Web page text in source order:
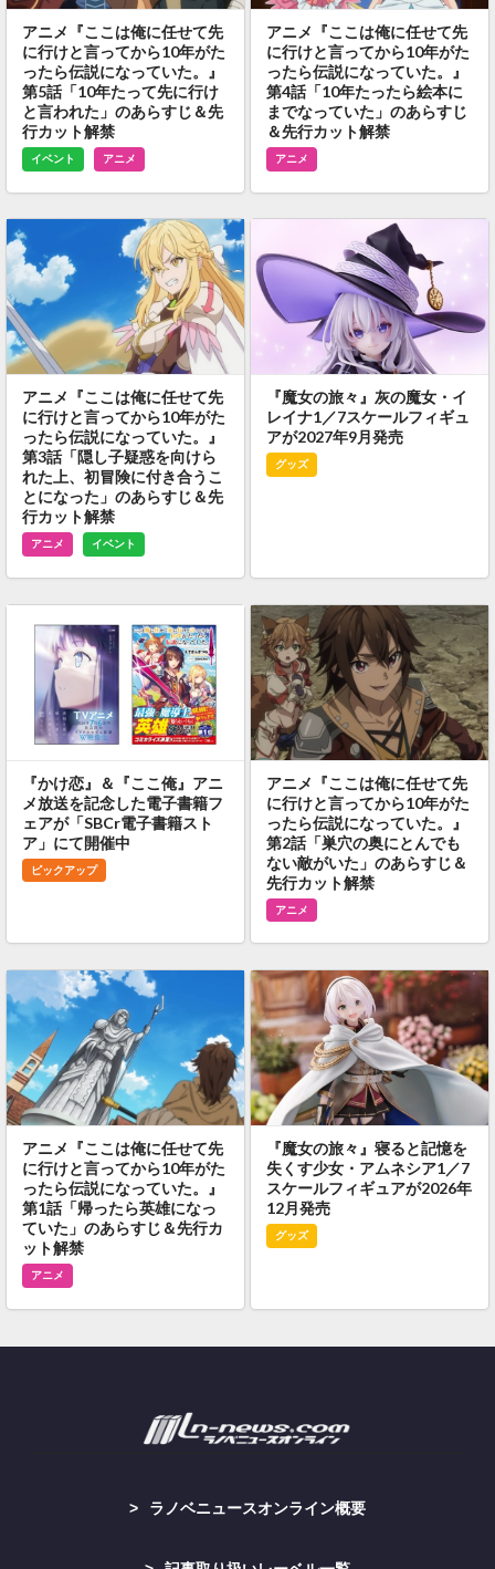
アニメ『ここは俺に任せて先
に行けと言ってから10年がた
ったら伝説になっていた。』
第5話「10年たって先に行け
と言われた」のあらすじ＆先
行カット解禁
イベント アニメ
アニメ『ここは俺に任せて先
に行けと言ってから10年がた
ったら伝説になっていた。』
第4話「10年たったら絵本に
までなっていた」のあらすじ
＆先行カット解禁
アニメ
アニメ『ここは俺に任せて先
に行けと言ってから10年がた
ったら伝説になっていた。』
第3話「隠し子疑惑を向けら
れた上、初冒険に付き合うこ
とになった」のあらすじ＆先
行カット解禁
アニメ イベント
『魔女の旅々』灰の魔女・イ
レイナ1／7スケールフィギュ
アが2027年9月発売
グッズ
『かけ恋』＆『ここ俺』アニ
メ放送を記念した電子書籍フ
ェアが「SBCr電子書籍スト
ア」にて開催中
ピックアップ
アニメ『ここは俺に任せて先
に行けと言ってから10年がた
ったら伝説になっていた。』
第2話「巣穴の奥にとんでも
ない敵がいた」のあらすじ＆
先行カット解禁
アニメ
アニメ『ここは俺に任せて先
に行けと言ってから10年がた
ったら伝説になっていた。』
第1話「帰ったら英雄になっ
ていた」のあらすじ＆先行カ
ット解禁
アニメ
『魔女の旅々』寝ると記憶を
失くす少女・アムネシア1／7
スケールフィギュアが2026年
12月発売
グッズ
ラノベニュースオンライン概要